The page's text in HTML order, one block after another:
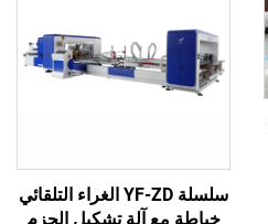
سلسلة YF-ZD الغراء التلقائي
خياطة مع آلة تشكيل الحزم